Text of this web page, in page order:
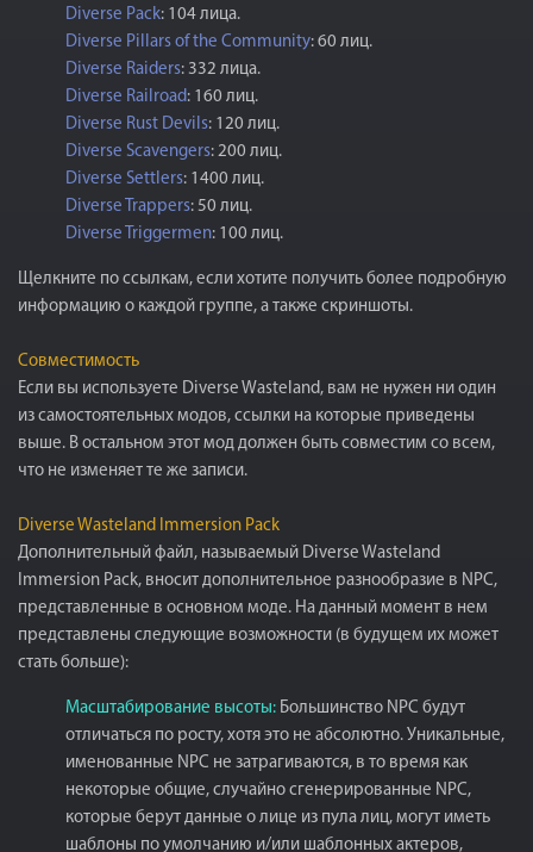
Diverse Pack: 104 лица.
Diverse Pillars of the Community: 60 лиц.
Diverse Raiders: 332 лица.
Diverse Railroad: 160 лиц.
Diverse Rust Devils: 120 лиц.
Diverse Scavengers: 200 лиц.
Diverse Settlers: 1400 лиц.
Diverse Trappers: 50 лиц.
Diverse Triggermen: 100 лиц.
Щелкните по ссылкам, если хотите получить более подробную
информацию о каждой группе, а также скриншоты.
Совместимость
Если вы используете Diverse Wasteland, вам не нужен ни один
из самостоятельных модов, ссылки на которые приведены
выше. В остальном этот мод должен быть совместим со всем,
что не изменяет те же записи.
Diverse Wasteland Immersion Pack
Дополнительный файл, называемый Diverse Wasteland
Immersion Pack, вносит дополнительное разнообразие в NPC,
представленные в основном моде. На данный момент в нем
представлены следующие возможности (в будущем их может
стать больше):
Масштабирование высоты: Большинство NPC будут
отличаться по росту, хотя это не абсолютно. Уникальные,
именованные NPC не затрагиваются, в то время как
некоторые общие, случайно сгенерированные NPC,
которые берут данные о лице из пула лиц, могут иметь
шаблоны по умолчанию и/или шаблонных актеров,